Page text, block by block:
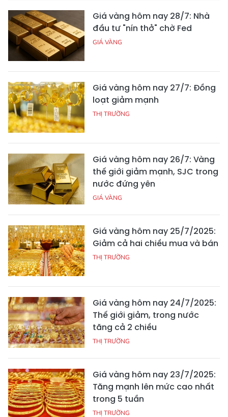
Giá vàng hôm nay 28/7: Nhà
đầu tư "nín thở" chờ Fed
GIÁ VÀNG
Giá vàng hôm nay 27/7: Đồng
loạt giảm mạnh
THỊ TRƯỜNG
Giá vàng hôm nay 26/7: Vàng
thế giới giảm mạnh, SJC trong
nước đứng yên
GIÁ VÀNG
Giá vàng hôm nay 25/7/2025:
Giảm cả hai chiều mua và bán
THỊ TRƯỜNG
Giá vàng hôm nay 24/7/2025:
Thế giới giảm, trong nước
tăng cả 2 chiều
THỊ TRƯỜNG
Giá vàng hôm nay 23/7/2025:
Tăng mạnh lên mức cao nhất
trong 5 tuần
THỊ TRƯỜNG